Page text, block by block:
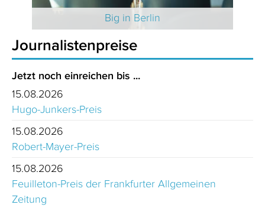
Big in Berlin
Journalistenpreise
Jetzt noch einreichen bis ...
15.08.2026
Hugo-Junkers-Preis
15.08.2026
Robert-Mayer-Preis
15.08.2026
Feuilleton-Preis der Frankfurter Allgemeinen
Zeitung